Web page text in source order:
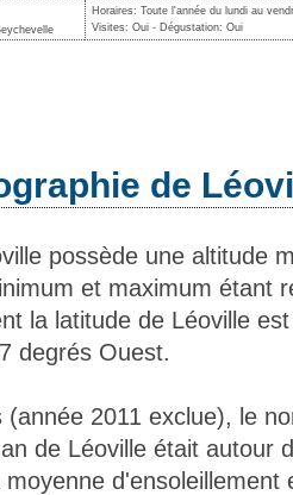
Horaires: Toute l'année du lundi au
Visites: Oui - Dégustation: Oui
de
possède une altitude
et maximum étant
la latitude de Léoville
degrés Ouest.
(année 2011 exclue), le
de Léoville était autour
d'ensoleillement